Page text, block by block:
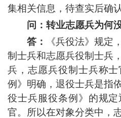
集相关信息，待查实后确认
问：转业志愿兵为何
答：
《兵役法》规定
制士兵和志愿兵役制士兵
兵，志愿兵役制士兵称
例》明确，退役士兵是指
役士兵服役条例》的规
官。所以在对象分类中，